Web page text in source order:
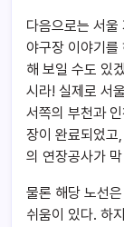
다음으로는 서울
야구장 이야기를
해 보일 수도 있
시라! 실제로 서
서쪽의 부천과
장이 완료되었고
의 연장공사가
물론 해당 노선
쉬움이 있다. 하